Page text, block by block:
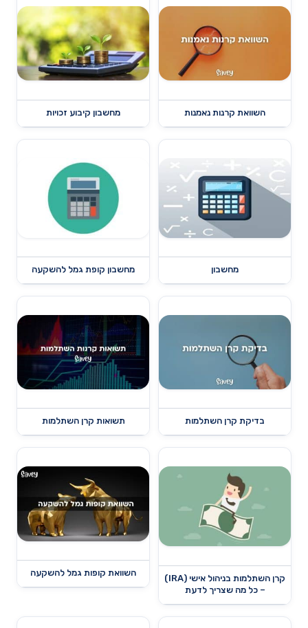
השוואת קרנות נאמנות מחשבון קיבוע זכויות
מחשבון מחשבון קופת גמל להשקעה
בדיקת קרן השתלמות תשואות קרן השתלמות
קרן השתלמות בניהול אישי (IRA)
– כל מה שצריך לדעת
השוואת קופות גמל להשקעה